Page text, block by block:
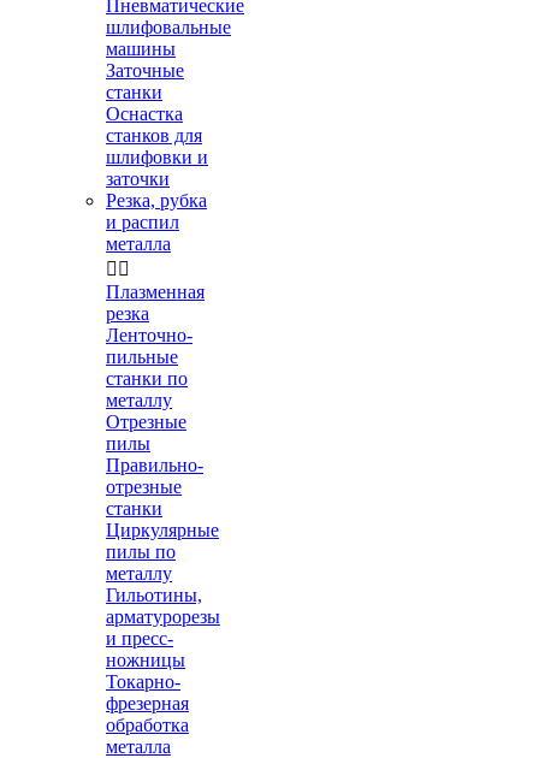
Пневматические
шлифовальные
машины
Заточные
станки
Оснастка
станков для
шлифовки и
заточки
Резка, рубка
и распил
металла
 
Плазменная
резка
Ленточно-
пильные
станки по
металлу
Отрезные
пилы
Правильно-
отрезные
станки
Циркулярные
пилы по
металлу
Гильотины,
арматурорезы
и пресс-
ножницы
Токарно-
фрезерная
обработка
металла